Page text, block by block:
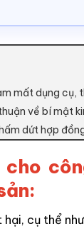
mất dụng cụ,
về bí mật
dứt hợp
cụ thể